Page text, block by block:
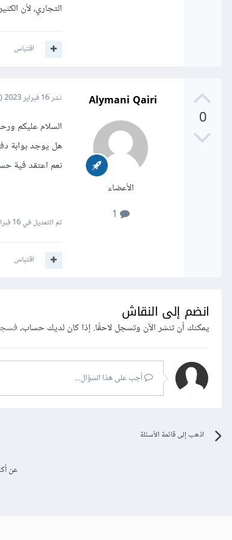
التجاري، لأن
اقتباس
0
Alymani Qairi
الأعضاء
نشر16 فبراير 2023
السلام عليكم
هل يوجد بوابة
نعم اعتقد فية
تم التعديل في16 فبراير 2023
اقتباس
انضم إلى النقاش
يمكنك أن تنشر الآن وتسجل لاحقًا. إذا كان لديك حساب،
أجب على هذا السؤال...
اذهب إلى قائمة الأسئلة
عن